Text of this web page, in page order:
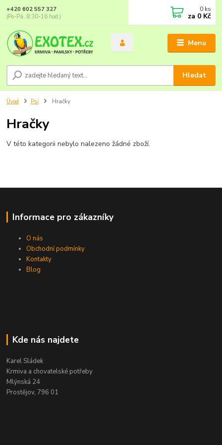
Menu
Hledat
+420 602 557 327
(Po-Pá, 8:30-16 hod.)
0 ks
za 0 Kč
Úvod Psi Hračky
Hračky
V této kategorii nebylo nalezeno žádné zboží.
Informace pro zákazníky
O nás
Obchodní podmínky
Kontakty
Blog
Kde nás najdete
Karel Sládek
Krmiva a chovatelské potřeby
Mlýnská 24
Prostějov, 796 01